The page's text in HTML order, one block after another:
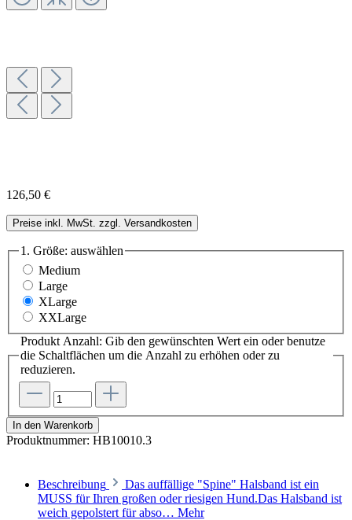
126,50 €
Preise inkl. MwSt. zzgl. Versandkosten
1. Größe: auswählen
Medium
Large
XLarge
XXLarge
Produkt Anzahl: Gib den gewünschten Wert ein oder benutze
die Schaltflächen um die Anzahl zu erhöhen oder zu
reduzieren.
In den Warenkorb
Produktnummer: HB10010.3
Beschreibung
Das auffällige "Spine" Halsband ist ein
MUSS für Ihren großen oder riesigen Hund.Das Halsband ist
weich gepolstert für abso… Mehr